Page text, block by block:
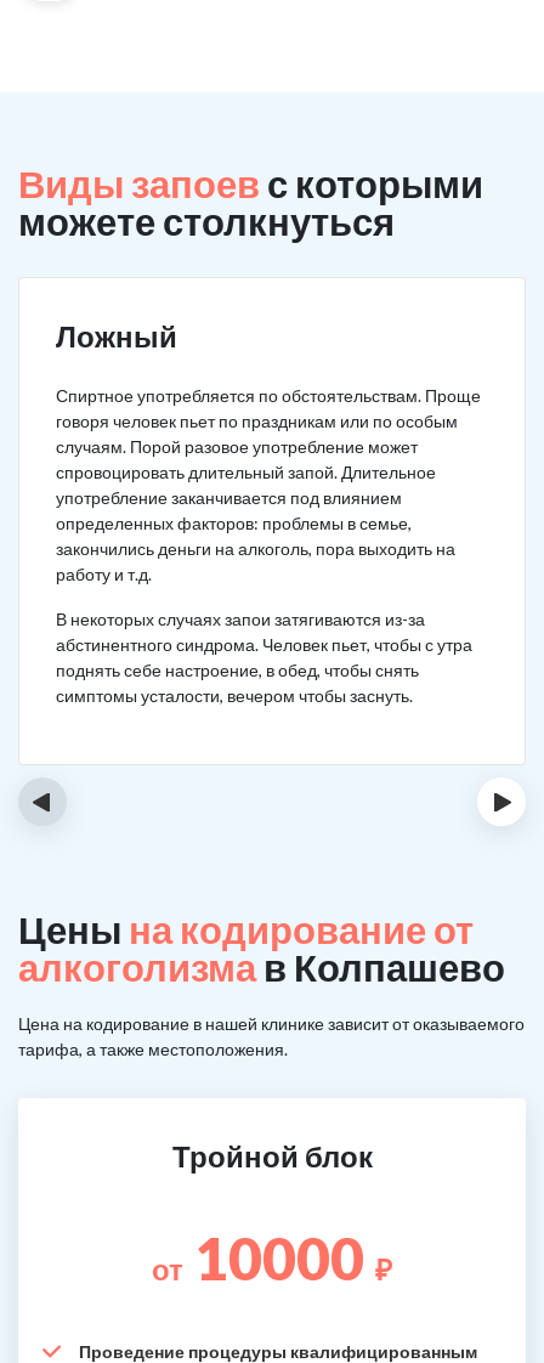
Виды запоев с которыми
можете столкнуться
Ложный
Спиртное употребляется по обстоятельствам. Проще
говоря человек пьет по праздникам или по особым
случаям. Порой разовое употребление может
спровоцировать длительный запой. Длительное
употребление заканчивается под влиянием
определенных факторов: проблемы в семье,
закончились деньги на алкоголь, пора выходить на
работу и т.д.
В некоторых случаях запои затягиваются из-за
абстинентного синдрома. Человек пьет, чтобы с утра
поднять себе настроение, в обед, чтобы снять
симптомы усталости, вечером чтобы заснуть.
‹ ›
Цены на кодирование от
алкоголизмав Колпашево
Цена на кодирование в нашей клинике зависит от оказываемого
тарифа, а также местоположения.
Тройной блок
от 10000 ₽
Проведение процедуры квалифицированным